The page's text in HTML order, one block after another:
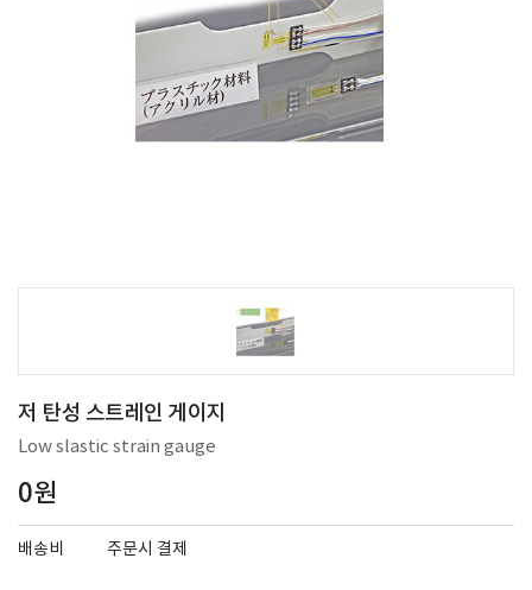
저 탄성 스트레인 게이지
Low slastic strain gauge
0원
배송비 주문시 결제